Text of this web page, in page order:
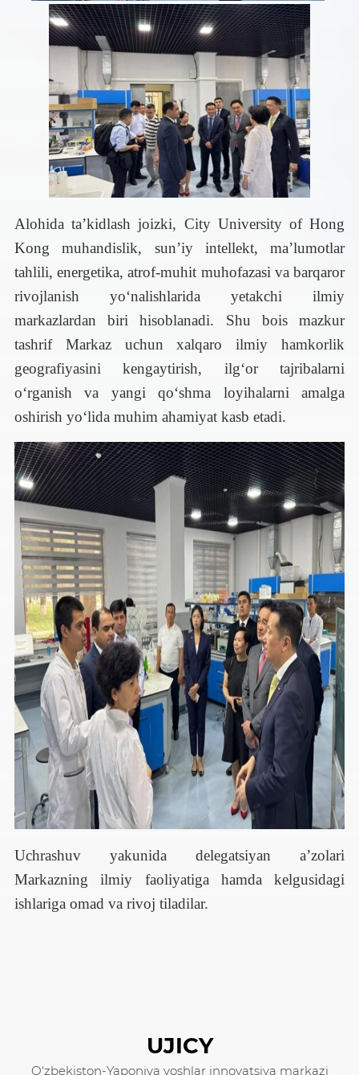
Alohida ta’kidlash joizki, City University of Hong
Kong muhandislik, sun’iy intellekt, ma’lumotlar
tahlili, energetika, atrof-muhit muhofazasi va barqaror
rivojlanish yo‘nalishlarida yetakchi ilmiy
markazlardan biri hisoblanadi. Shu bois mazkur
tashrif Markaz uchun xalqaro ilmiy hamkorlik
geografiyasini kengaytirish, ilg‘or tajribalarni
o‘rganish va yangi qo‘shma loyihalarni amalga
oshirish yo‘lida muhim ahamiyat kasb etadi.
Uchrashuv yakunida delegatsiyan a’zolari
Markazning ilmiy faoliyatiga hamda kelgusidagi
ishlariga omad va rivoj tiladilar.
UJICY
O‘zbekiston-Yaponiya yoshlar innovatsiya markazi